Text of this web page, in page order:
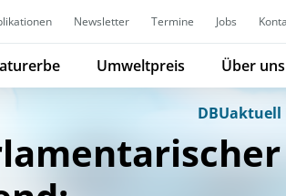
Newsletter Termine Jobs
Umweltpreis Über uns
DBUaktuell